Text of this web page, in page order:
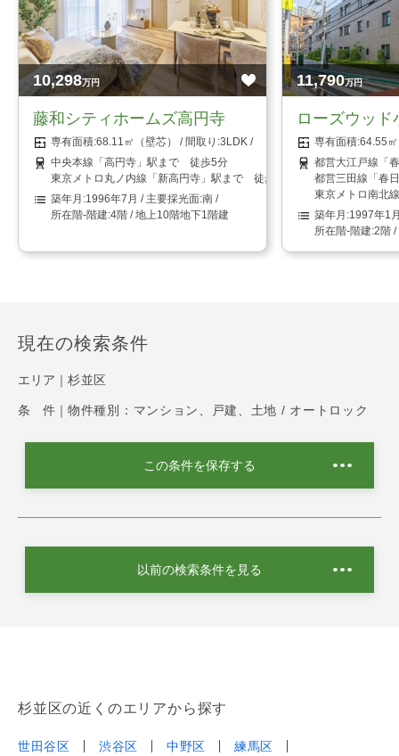
10,298万円
藤和シティホームズ高円寺
68.11㎡（壁芯）
3LDK
中央本線「高円寺」駅まで 徒歩5分
東京メトロ丸ノ内線「新高円寺」駅まで 徒歩8分
1996年7月
南
4階 / 地上10階地下1階建
11,790万円
ローズウッド
64.55
都営大江戸線「
都営三田線「春
東京メトロ南北
1997年1
2階 /
現在の検索条件
エリア｜ 杉並区
条 件｜ 物件種別：マンション、戸建、土地 / オートロック
この条件を保存する
以前の検索条件を見る
杉並区の近くのエリアから探す
世田谷区 渋谷区 中野区
練馬区